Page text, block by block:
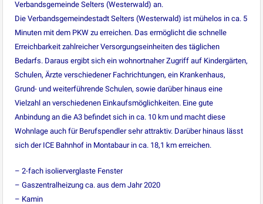
Verbandsgemeinde Selters (Westerwald) an.
Die Verbandsgemeindestadt Selters (Westerwald) ist mühelos in ca. 5
Minuten mit dem PKW zu erreichen. Das ermöglicht die schnelle
Erreichbarkeit zahlreicher Versorgungseinheiten des täglichen
Bedarfs. Daraus ergibt sich ein wohnortnaher Zugriff auf Kindergärten,
Schulen, Ärzte verschiedener Fachrichtungen, ein Krankenhaus,
Grund- und weiterführende Schulen, sowie darüber hinaus eine
Vielzahl an verschiedenen Einkaufsmöglichkeiten. Eine gute
Anbindung an die A3 befindet sich in ca. 10 km und macht diese
Wohnlage auch für Berufspendler sehr attraktiv. Darüber hinaus lässt
sich der ICE Bahnhof in Montabaur in ca. 18,1 km erreichen.
– 2-fach isolierverglaste Fenster
– Gaszentralheizung ca. aus dem Jahr 2020
– Kamin